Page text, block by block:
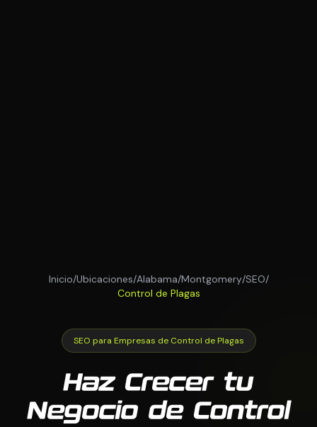
Inicio/Ubicaciones/Alabama/Montgomery/SEO/
Control de Plagas
SEO para Empresas de Control de Plagas
Haz Crecer tu
Negocio de Control